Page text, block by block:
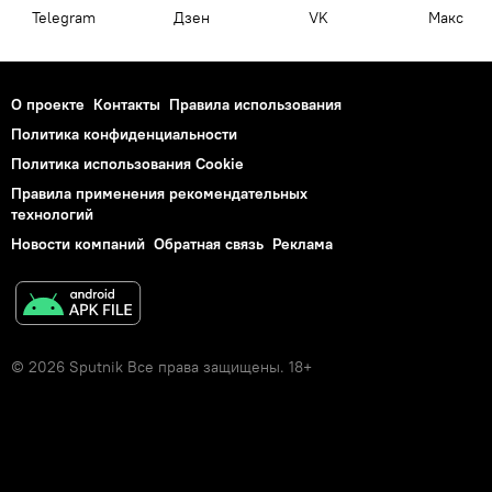
Telegram Дзен VK Макс
О проекте Контакты Правила использования
Политика конфиденциальности
Политика использования Cookie
Правила применения рекомендательных
технологий
Новости компаний Обратная связь Реклама
© 2026 Sputnik Все права защищены. 18+